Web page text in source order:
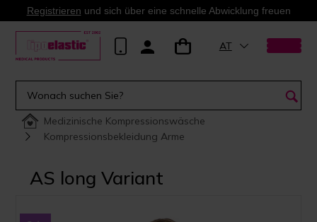
Registrieren und sich über eine schnelle Abwicklung freuen
AT
Medizinische Kompressionswäsche
Kompressionsbekleidung Arme
AS long Variant